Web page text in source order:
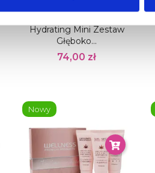
Hydrating Mini Zestaw
Głęboko...
74,00 zł
Nowy